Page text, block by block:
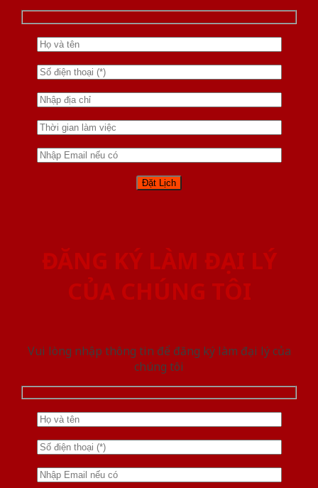
ĐĂNG KÝ LÀM ĐẠI LÝ
CỦA CHÚNG TÔI
Vui lòng nhập thông tin để đăng ký làm đại lý của
chúng tôi